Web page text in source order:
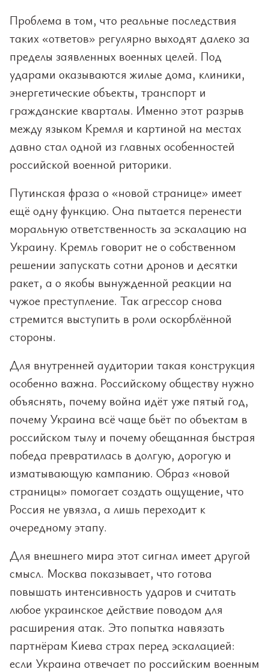
Проблема в том, что реальные последствия
таких «ответов» регулярно выходят далеко за
пределы заявленных военных целей. Под
ударами оказываются жилые дома, клиники,
энергетические объекты, транспорт и
гражданские кварталы. Именно этот разрыв
между языком Кремля и картиной на местах
давно стал одной из главных особенностей
российской военной риторики.
Путинская фраза о «новой странице» имеет
ещё одну функцию. Она пытается перенести
моральную ответственность за эскалацию на
Украину. Кремль говорит не о собственном
решении запускать сотни дронов и десятки
ракет, а о якобы вынужденной реакции на
чужое преступление. Так агрессор снова
стремится выступить в роли оскорблённой
стороны.
Для внутренней аудитории такая конструкция
особенно важна. Российскому обществу нужно
объяснять, почему война идёт уже пятый год,
почему Украина всё чаще бьёт по объектам в
российском тылу и почему обещанная быстрая
победа превратилась в долгую, дорогую и
изматывающую кампанию. Образ «новой
страницы» помогает создать ощущение, что
Россия не увязла, а лишь переходит к
очередному этапу.
Для внешнего мира этот сигнал имеет другой
смысл. Москва показывает, что готова
повышать интенсивность ударов и считать
любое украинское действие поводом для
расширения атак. Это попытка навязать
партнёрам Киева страх перед эскалацией:
если Украина отвечает по российским военным